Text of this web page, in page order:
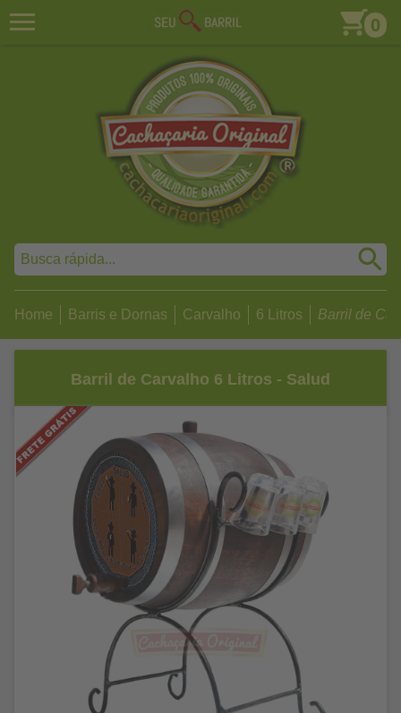
0
Home Barris e Dornas Carvalho 6 Litros Barril de
Barril de Carvalho 6 Litros - Salud